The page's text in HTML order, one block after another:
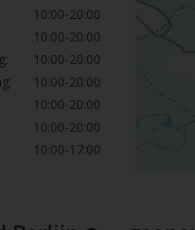
10:00-20:00
10:00-20:00
10:00-20:00
10:00-20:00
10:00-20:00
10:00-20:00
10:00-17:00